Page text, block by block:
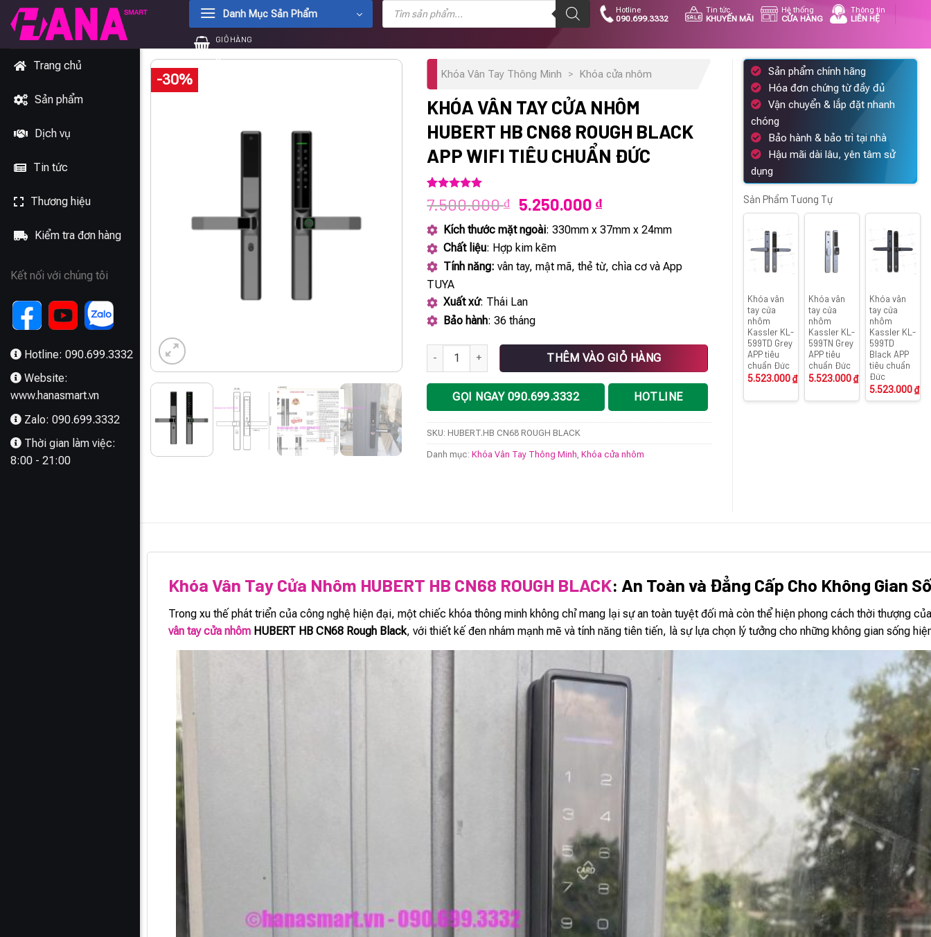
Chuyển
đến
dung
Danh Mục Sản Phẩm
Tìm
kiếm
phẩm
Hotline
090.699.3332
Tin tức
KHUYẾN MÃI
Hệ thống
CỬA HÀNG
Thông tin
LIÊN HỆ
GIỎ HÀNG
0₫
Trang chủ
Sản phẩm
Dịch vụ
Tin tức
Thương hiệu
Kiểm tra đơn hàng
Kết nối với chúng tôi
Hotline: 090.699.3332
Website:
www.hanasmart.vn
Zalo: 090.699.3332
Thời gian làm việc:
8:00 - 21:00
-30% Khóa Vân Tay Thông Minh > Khóa cửa nhôm
KHÓA VÂN TAY CỬA NHÔM
HUBERT HB CN68 ROUGH BLACK
APP WIFI TIÊU CHUẨN ĐỨC
5.00 trên 5
dựa trên
1
đánh giá
7.500.000₫
Giá
gốc
là:
7.500.000 ₫.
5.250.000 ₫Giá
hiện
tại
5.250.000 ₫.
Kích thước mặt ngoài: 330mm x 37mm x 24mm
Chất liệu: Hợp kim kẽm
Tính năng: vân tay, mật mã, thẻ từ, chìa cơ và App
TUYA
Xuất xứ: Thái Lan
Bảo hành: 36 tháng
Khóa vân tay cửa nhôm HUBERT HB CN68 ROUGH BLACK App Wifi tiêu chuẩn Đức số lượng
THÊM VÀO GIỎ HÀNG
GỌI NGAY 090.699.3332 HOTLINE
SKU:HUBERT.HB CN68 ROUGH BLACK
Danh mục:Khóa Vân Tay Thông Minh ,Khóa cửa nhôm
Sản phẩm chính hãng
Hóa đơn chứng từ đầy đủ
Vận chuyển & lắp đặt nhanh
chóng
Bảo hành & bảo trì tại nhà
Hậu mãi dài lâu, yên tâm sử
dụng
Sản Phẩm Tương Tự
Khóa vân
tay cửa
nhôm
Kassler KL-
599TD Grey
APP tiêu
chuẩn Đức
5.523.000₫
Khóa vân
tay cửa
nhôm
Kassler KL-
599TN Grey
APP tiêu
chuẩn Đức
5.523.000₫
Khóa vân
tay cửa
nhôm
Kassler KL-
599TD
Black APP
tiêu chuẩn
Đức
5.523.000₫
Khóa Vân Tay Cửa Nhôm HUBERT HB CN68 ROUGH BLACK: An Toàn và Đẳng Cấp Cho Không Gian
Trong xu thế phát triển của công nghệ hiện đại, một chiếc khóa thông minh không chỉ mang lại sự an toàn tuyệt đối mà còn thể hiện phong cách thời thượng
vân tay cửa nhôm HUBERT HB CN68 Rough Black, với thiết kế đen nhám mạnh mẽ và tính năng tiên tiến, là sự lựa chọn lý tưởng cho những không gian sống